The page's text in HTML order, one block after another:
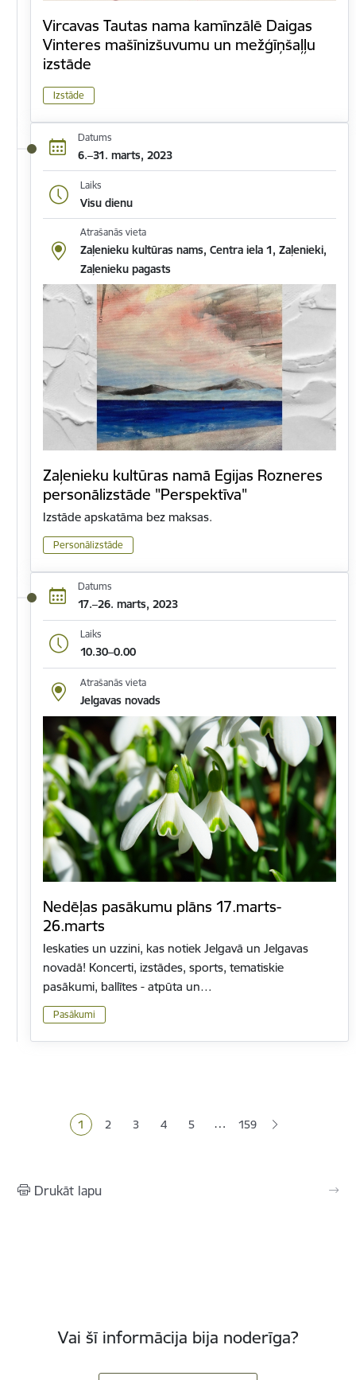
Vircavas Tautas nama kamīnzālē Daigas
Vinteres mašīnizšuvumu un mežģīņšaļļu
izstāde
Izstāde
Datums
6.–31. marts, 2023
Laiks
Visu dienu
Atrašanās vieta
Zaļenieku kultūras nams, Centra iela 1, Zaļenieki,
Zaļenieku pagasts
Zaļenieku kultūras namā Egijas Rozneres
personālizstāde "Perspektīva"
Izstāde apskatāma bez maksas.
Personālizstāde
Datums
17.–26. marts, 2023
Laiks
10.30–0.00
Atrašanās vieta
Jelgavas novads
Nedēļas pasākumu plāns 17.marts-
26.marts
Ieskaties un uzzini, kas notiek Jelgavā un Jelgavas
novadā! Koncerti, izstādes, sports, tematiskie
pasākumi, ballītes - atpūta un…
Pasākumi
Pašreizējā lapa
1 Lapa
2 Lapa
3 Lapa
4 Lapa
5 … 159
Drukāt lapu
Vai šī informācija bija noderīga?